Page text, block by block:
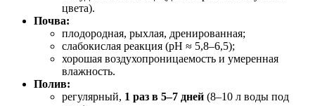
цвета).
Почва:
плодородная, рыхлая, дренированная;
слабокислая реакция (pH ≈ 5,8–6,5);
хорошая воздухопроницаемость и умеренная
влажность.
Полив:
регулярный, 1 раз в 5–7 дней (8–10 л воды под